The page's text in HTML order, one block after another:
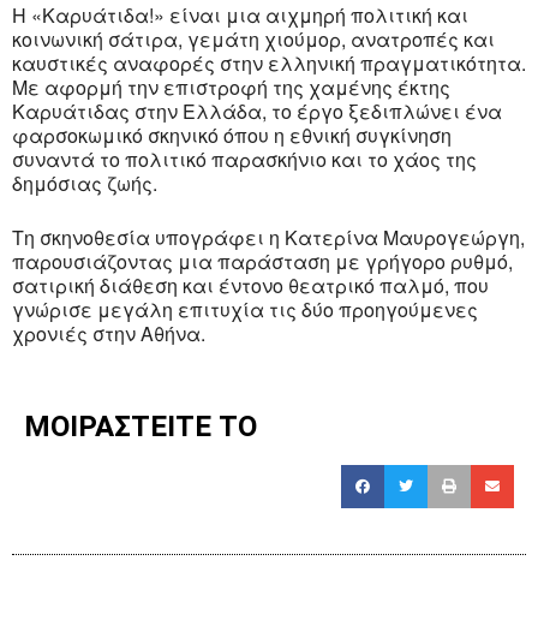
Η «Καρυάτιδα!» είναι μια αιχμηρή πολιτική και
κοινωνική σάτιρα, γεμάτη χιούμορ, ανατροπές και
καυστικές αναφορές στην ελληνική πραγματικότητα.
Με αφορμή την επιστροφή της χαμένης έκτης
Καρυάτιδας στην Ελλάδα, το έργο ξεδιπλώνει ένα
φαρσοκωμικό σκηνικό όπου η εθνική συγκίνηση
συναντά το πολιτικό παρασκήνιο και το χάος της
δημόσιας ζωής.
Τη σκηνοθεσία υπογράφει η Κατερίνα Μαυρογεώργη,
παρουσιάζοντας μια παράσταση με γρήγορο ρυθμό,
σατιρική διάθεση και έντονο θεατρικό παλμό, που
γνώρισε μεγάλη επιτυχία τις δύο προηγούμενες
χρονιές στην Αθήνα.
ΜΟΙΡΑΣΤΕΙΤΕ ΤΟ